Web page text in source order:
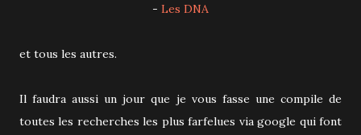
Les DNA
et tous les autres.
Il faudra aussi un jour que je vous fasse une compile de
toutes les recherches les plus farfelues via google qui font